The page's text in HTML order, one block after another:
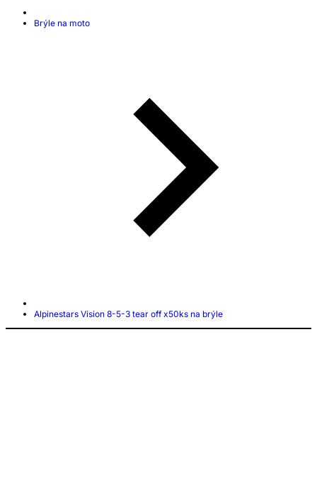
Brýle na moto
Alpinestars Vision 8-5-3 tear off x50ks na brýle